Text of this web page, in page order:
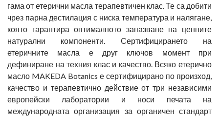
гама от етерични масла терапевтичен клас. Те са добити
чрез парна дестилация с ниска температура и налягане,
която гарантира оптималното запазване на ценните
натурални компоненти. Сертифицирането на
етеричните масла е друг ключов момент при
дефиниране на техния клас и качество. Всяко етерично
масло MAKEDA Botanics е сертифицирано по произход,
качество и терапевтично действие от три независими
европейски лаборатории и носи печата на
международната организация за органичен стандарт